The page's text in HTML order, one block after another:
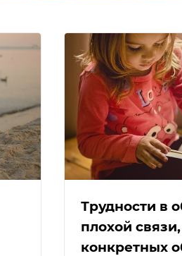
Трудности в
плохой
конкретных